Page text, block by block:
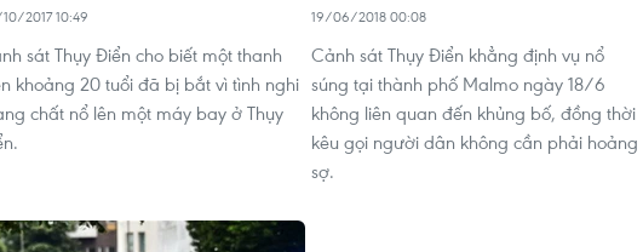
2017 10:49
sát Thụy Điển cho biết một thanh
khoảng 20 tuổi đã bị bắt vì tình nghi
chất nổ lên một máy bay ở Thụy
19/06/2018 00:08
Cảnh sát Thụy Điển khẳng định vụ nổ
súng tại thành phố Malmo ngày 18/6
không liên quan đến khủng bố, đồng thời
kêu gọi người dân không cần phải hoảng
sợ.